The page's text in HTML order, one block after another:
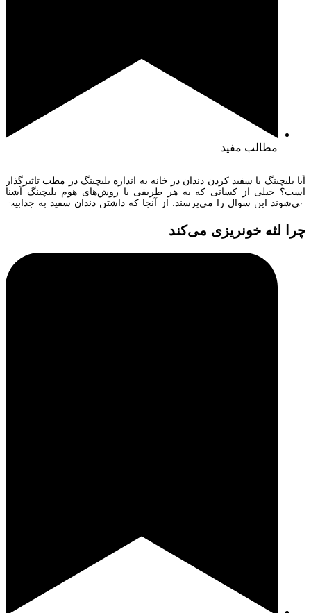
مطالب مفید
آیا بلیچینگ یا سفید کردن دندان در خانه به اندازه بلیچینگ در مطب تاثیرگذار
است؟ خیلی از کسانی که به هر طریقی با روش‌های هوم بلیچینگ آشنا
می‌شوند این سوال را می‌پرسند. از آنجا که داشتن دندان سفید به جذابیت
شدن دندان‌های […]
چرا لثه خونریزی می‌کند